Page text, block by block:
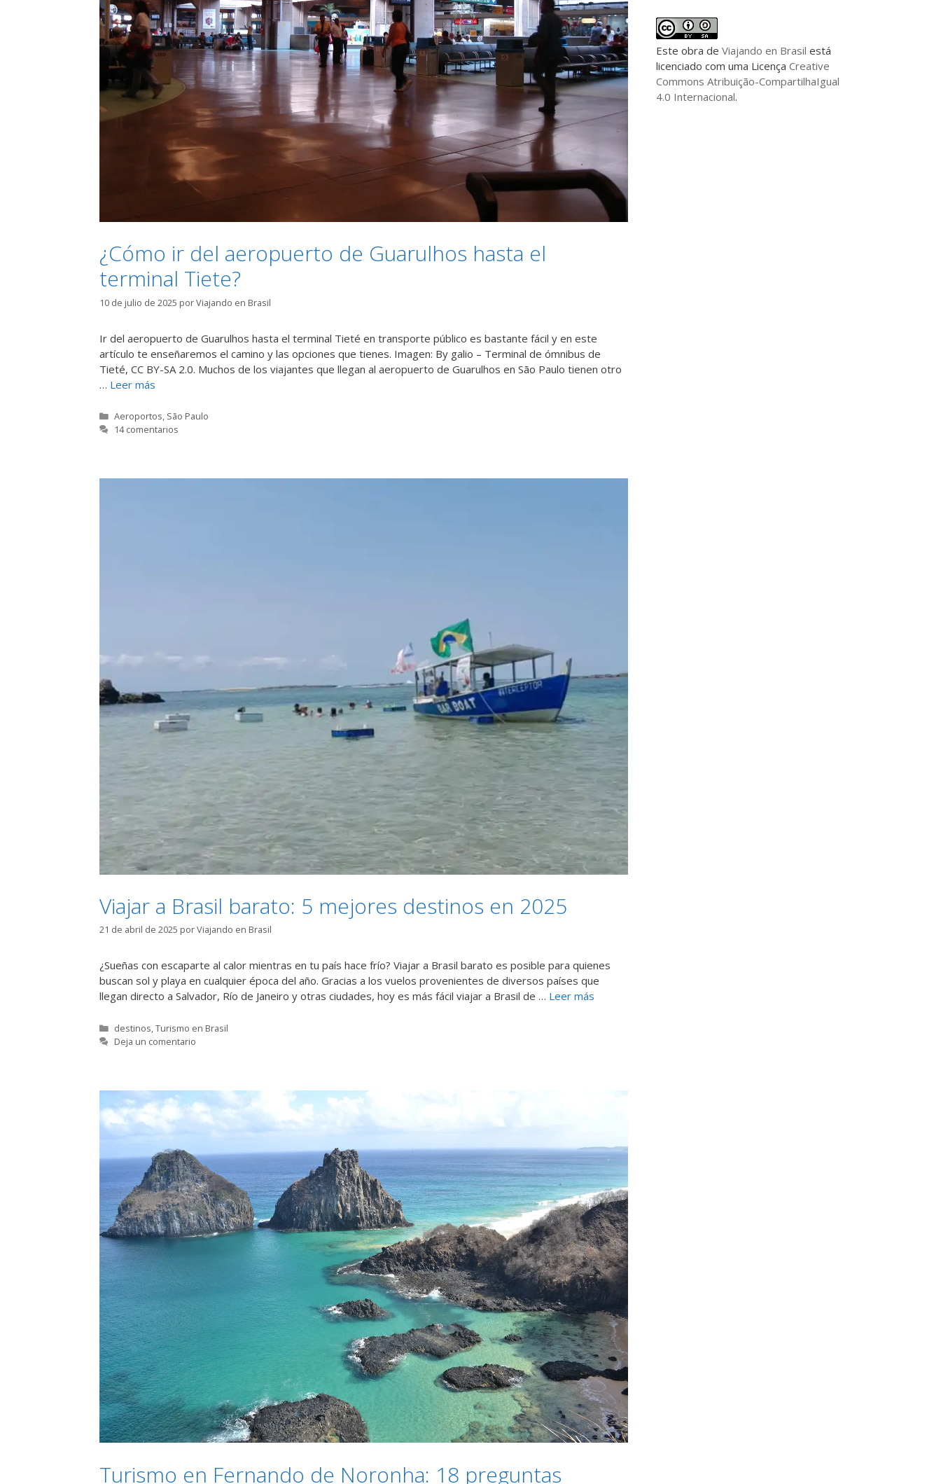
¿Cómo ir del aeropuerto de Guarulhos hasta el
terminal Tiete?
10 de julio de 2025 porViajando en Brasil
Ir del aeropuerto de Guarulhos hasta el terminal Tieté en transporte público es bastante fácil y en este
artículo te enseñaremos el camino y las opciones que tienes. Imagen: By galio – Terminal de ómnibus de
Tieté, CC BY-SA 2.0. Muchos de los viajantes que llegan al aeropuerto de Guarulhos en São Paulo tienen otro
… Leer más
Categorías
Aeroportos, São Paulo
14 comentarios
Viajar a Brasil barato: 5 mejores destinos en 2025
21 de abril de 2025 porViajando en Brasil
¿Sueñas con escaparte al calor mientras en tu país hace frío? Viajar a Brasil barato es posible para quienes
buscan sol y playa en cualquier época del año. Gracias a los vuelos provenientes de diversos países que
llegan directo a Salvador, Río de Janeiro y otras ciudades, hoy es más fácil viajar a Brasil de … Leer más
Categorías
destinos,Turismo en Brasil
Deja un comentario
Turismo en Fernando de Noronha: 18 preguntas
Este obra de Viajando en Brasil está
licenciado com uma Licença Creative
Commons Atribuição-CompartilhaIgual
4.0 Internacional.